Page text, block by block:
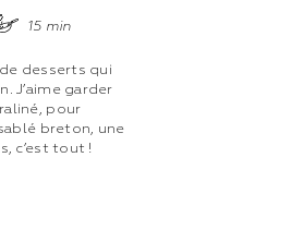
15 min
desserts qui
J’aime garder
pour
breton, une
c’est tout !